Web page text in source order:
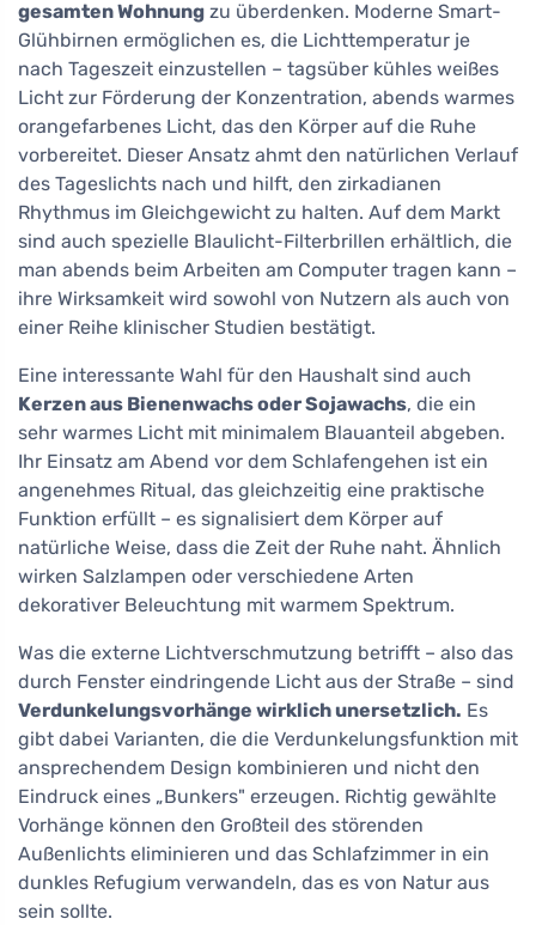
gesamten Wohnung zu überdenken. Moderne Smart-
Glühbirnen ermöglichen es, die Lichttemperatur je
nach Tageszeit einzustellen – tagsüber kühles weißes
Licht zur Förderung der Konzentration, abends warmes
orangefarbenes Licht, das den Körper auf die Ruhe
vorbereitet. Dieser Ansatz ahmt den natürlichen Verlauf
des Tageslichts nach und hilft, den zirkadianen
Rhythmus im Gleichgewicht zu halten. Auf dem Markt
sind auch spezielle Blaulicht-Filterbrillen erhältlich, die
man abends beim Arbeiten am Computer tragen kann –
ihre Wirksamkeit wird sowohl von Nutzern als auch von
einer Reihe klinischer Studien bestätigt.
Eine interessante Wahl für den Haushalt sind auch
Kerzen aus Bienenwachs oder Sojawachs, die ein
sehr warmes Licht mit minimalem Blauanteil abgeben.
Ihr Einsatz am Abend vor dem Schlafengehen ist ein
angenehmes Ritual, das gleichzeitig eine praktische
Funktion erfüllt – es signalisiert dem Körper auf
natürliche Weise, dass die Zeit der Ruhe naht. Ähnlich
wirken Salzlampen oder verschiedene Arten
dekorativer Beleuchtung mit warmem Spektrum.
Was die externe Lichtverschmutzung betrifft – also das
durch Fenster eindringende Licht aus der Straße – sind
Verdunkelungsvorhänge wirklich unersetzlich. Es
gibt dabei Varianten, die die Verdunkelungsfunktion mit
ansprechendem Design kombinieren und nicht den
Eindruck eines „Bunkers" erzeugen. Richtig gewählte
Vorhänge können den Großteil des störenden
Außenlichts eliminieren und das Schlafzimmer in ein
dunkles Refugium verwandeln, das es von Natur aus
sein sollte.